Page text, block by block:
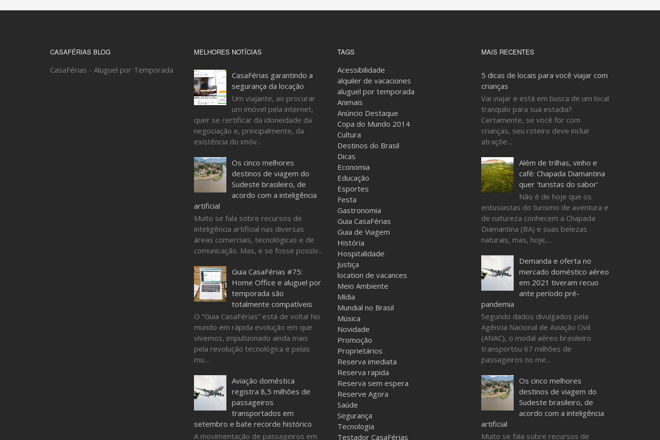
CASAFÉRIAS BLOG
CasaFérias - Aluguel por Temporada
MELHORES NOTÍCIAS
CasaFérias garantindo a
segurança da locação
Um viajante, ao procurar
um imóvel pela internet,
quer se certificar da idoneidade da
negociação e, principalmente, da
existência do imóv...
Os cinco melhores
destinos de viagem do
Sudeste brasileiro, de
acordo com a inteligência
artificial
Muito se fala sobre recursos de
inteligência artificial nas diversas
áreas comerciais, tecnológicas e de
comunicação. Mas, e se fosse possív...
Guia CasaFérias #75:
Home Office e aluguel por
temporada são
totalmente compatíveis
O “Guia CasaFérias” está de volta! No
mundo em rápida evolução em que
vivemos, impulsionado ainda mais
pela revolução tecnológica e pelas
mu...
Aviação doméstica
registra 8,5 milhões de
passageiros
transportados em
setembro e bate recorde histórico
A movimentação de passageiros em
TAGS
Acessibilidade
alquiler de vacaciones
aluguel por temporada
Animais
Anúncio Destaque
Copa do Mundo 2014
Cultura
Destinos do Brasil
Dicas
Economia
Educação
Esportes
Festa
Gastronomia
Guia CasaFérias
Guia de Viagem
História
Hospitalidade
Justiça
location de vacances
Meio Ambiente
Mídia
Mundial no Brasil
Música
Novidade
Promoção
Proprietários
Reserva imediata
Reserva rapida
Reserva sem espera
Reserve Agora
Saúde
Segurança
Tecnologia
Testador CasaFérias
MAIS RECENTES
5 dicas de locais para você viajar com
crianças
Vai viajar e está em busca de um local
tranquilo para sua estadia?
Certamente, se você for com
crianças, seu roteiro deve incluir
atraçõe...
Além de trilhas, vinho e
café: Chapada Diamantina
quer 'turistas do sabor'
Não é de hoje que os
entusiastas do turismo de aventura e
de natureza conhecem a Chapada
Diamantina (BA) e suas belezas
naturais, mas, hoje,...
Demanda e oferta no
mercado doméstico aéreo
em 2021 tiveram recuo
ante período pré-
pandemia
Segundo dados divulgados pela
Agência Nacional de Aviação Civil
(ANAC), o modal aéreo brasileiro
transportou 67 milhões de
passageiros no me...
Os cinco melhores
destinos de viagem do
Sudeste brasileiro, de
acordo com a inteligência
artificial
Muito se fala sobre recursos de